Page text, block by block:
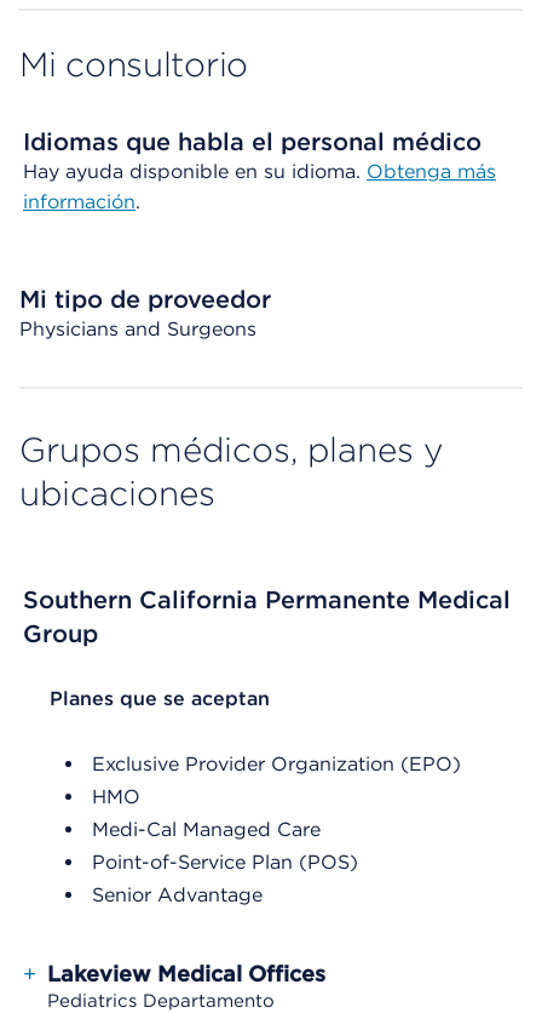
Mi consultorio
Idiomas que habla el personal médico
Hay ayuda disponible en su idioma. Obtenga más
información.
Mi tipo de proveedor
Physicians and Surgeons
Grupos médicos, planes y
ubicaciones
Southern California Permanente Medical
Group
List Header Planes que se aceptan
Planes que se aceptan
Exclusive Provider Organization (EPO)
HMO
Medi-Cal Managed Care
Point-of-Service Plan (POS)
Senior Advantage
+ Lakeview Medical Offices
Pediatrics Departamento